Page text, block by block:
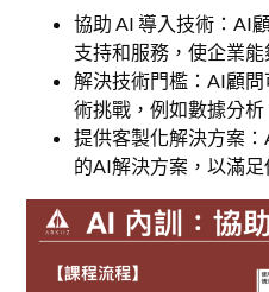
協助 AI 導入技術：AI
支持和服務，使企業
解決技術門檻：AI顧
術挑戰，例如數據分
提供客製化解決方案
的AI解決方案，以滿